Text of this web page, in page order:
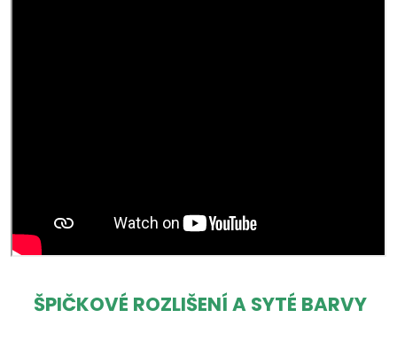
ŠPIČKOVÉ ROZLIŠENÍ A SYTÉ BARVY